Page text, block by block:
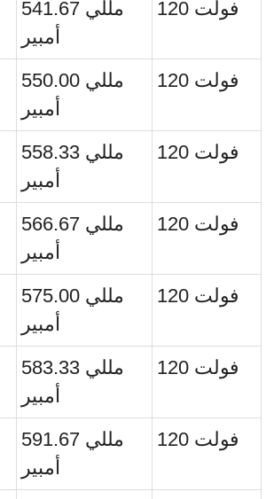
541.67 مللي
أمبير
120 فولت
550.00 مللي
أمبير
120 فولت
558.33 مللي
أمبير
120 فولت
566.67 مللي
أمبير
120 فولت
575.00 مللي
أمبير
120 فولت
583.33 مللي
أمبير
120 فولت
591.67 مللي
أمبير
120 فولت